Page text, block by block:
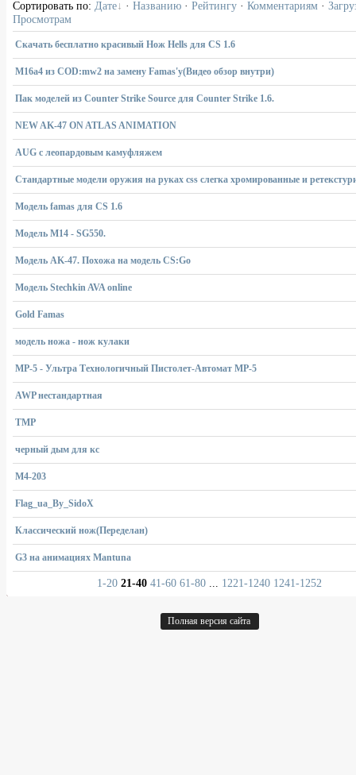
Сортировать по: Дате · Названию · Рейтингу · Комментариям ·
Просмотрам
Скачать бесплатно красивый Нож Hells для CS 1.6
M16a4 из COD:mw2 на замену Famas'у(Видео обзор внутри)
Пак моделей из Counter Strike Source для Counter Strike 1.6.
NEW AK-47 ON ATLAS ANIMATION
AUG с леопардовым камуфляжем
Стандартные модели оружия на руках css слегка хромированные и
Модель famas для CS 1.6
Модель M14 - SG550.
Модель AK-47. Похожа на модель CS:Go
Модель Stechkin AVA online
Gold Famas
модель ножа - нож кулаки
MP-5 - Ультра Технологичный Пистолет-Автомат MP-5
AWP нестандартная
ТМР
черный дым для кс
M4-203
Flag_ua_By_SidoX
Классический нож(Переделан)
G3 на анимациях Mantuna
1-20 21-40 41-60 61-80 1221-1240 1241-1252
Полная версия сайта